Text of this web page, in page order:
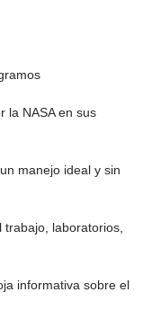
la NASA en sus
manejo ideal y sin
laboratorios,
informativa sobre el